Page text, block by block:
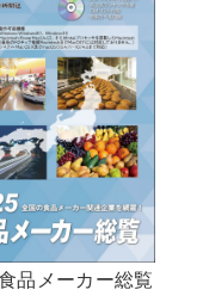
品メーカー総覧